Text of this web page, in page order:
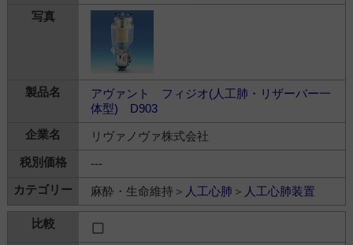
アヴァント フィジオ(人工肺・リザーバー一
体型) D903
リヴァノヴァ株式会社
---
麻酔・生命維持＞ 人工心肺 ＞ 人工心肺装置